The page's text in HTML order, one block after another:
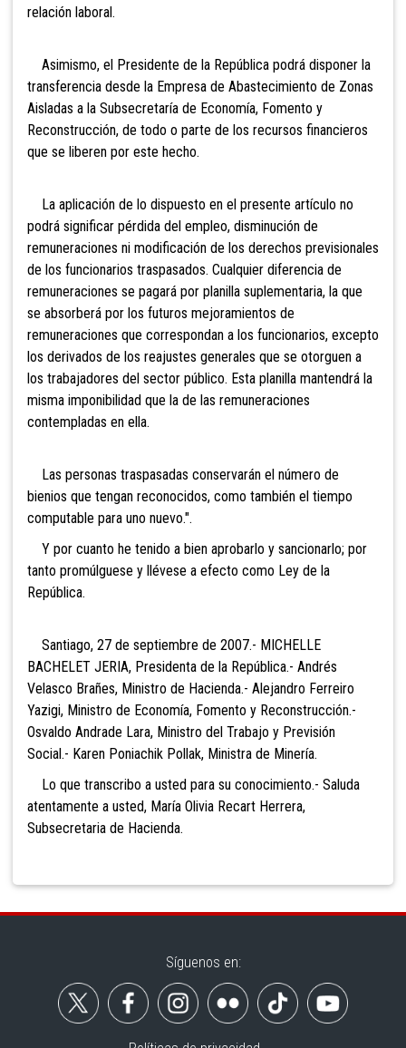
relación laboral.
Asimismo, el Presidente de la República podrá disponer la
transferencia desde la Empresa de Abastecimiento de Zonas
Aisladas a la Subsecretaría de Economía, Fomento y
Reconstrucción, de todo o parte de los recursos financieros
que se liberen por este hecho.
La aplicación de lo dispuesto en el presente artículo no
podrá significar pérdida del empleo, disminución de
remuneraciones ni modificación de los derechos previsionales
de los funcionarios traspasados. Cualquier diferencia de
remuneraciones se pagará por planilla suplementaria, la que
se absorberá por los futuros mejoramientos de
remuneraciones que correspondan a los funcionarios, excepto
los derivados de los reajustes generales que se otorguen a
los trabajadores del sector público. Esta planilla mantendrá la
misma imponibilidad que la de las remuneraciones
contempladas en ella.
Las personas traspasadas conservarán el número de
bienios que tengan reconocidos, como también el tiempo
computable para uno nuevo.".
Y por cuanto he tenido a bien aprobarlo y sancionarlo; por
tanto promúlguese y llévese a efecto como Ley de la
República.
Santiago, 27 de septiembre de 2007.- MICHELLE
BACHELET JERIA, Presidenta de la República.- Andrés
Velasco Brañes, Ministro de Hacienda.- Alejandro Ferreiro
Yazigi, Ministro de Economía, Fomento y Reconstrucción.-
Osvaldo Andrade Lara, Ministro del Trabajo y Previsión
Social.- Karen Poniachik Pollak, Ministra de Minería.
Lo que transcribo a usted para su conocimiento.- Saluda
atentamente a usted, María Olivia Recart Herrera,
Subsecretaria de Hacienda.
Síguenos en: